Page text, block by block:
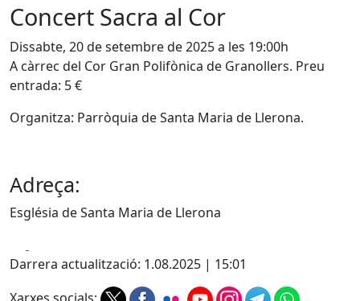
Concert Sacra al Cor
Dissabte, 20 de setembre de 2025 a les 19:00h
A càrrec del Cor Gran Polifònica de Granollers. Preu
entrada: 5 €
Organitza: Parròquia de Santa Maria de Llerona.
Adreça:
Església de Santa Maria de Llerona
Darrera actualització: 1.08.2025 | 15:01